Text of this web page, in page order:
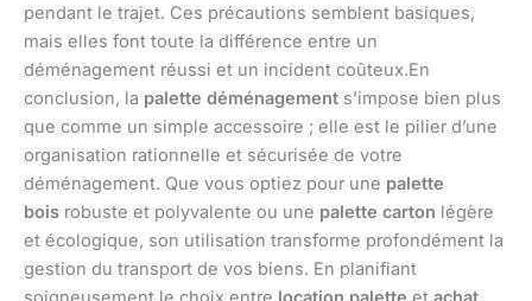
pendant le trajet. Ces précautions semblent basiques,
mais elles font toute la différence entre un
déménagement réussi et un incident coûteux.En
conclusion, la palette déménagement s’impose bien plus
que comme un simple accessoire ; elle est le pilier d’une
organisation rationnelle et sécurisée de votre
déménagement. Que vous optiez pour une palette
bois robuste et polyvalente ou une palette carton légère
et écologique, son utilisation transforme profondément la
gestion du transport de vos biens. En planifiant